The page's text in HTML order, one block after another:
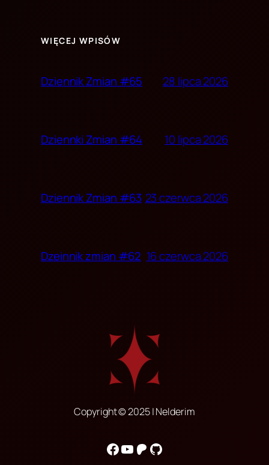
WIĘCEJ WPISÓW
Dziennik Zmian #65 28 lipca 2026
Dziennki Zmian #64 10 lipca 2026
Dziennik Zmian #63 23 czerwca 2026
Dzeinnik zmian #62 16 czerwca 2026
Copyright © 2025 | Nelderim
Facebook
YouTube
Patreon
GitHub